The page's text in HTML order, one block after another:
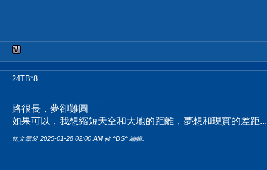
24TB*8
路很長，夢卻難圓
如果可以，我想縮短天空和大地的距離，夢想和現實的差距...
此文章於 2025-01-28 02:00 AM 被 ^DS^ 編輯.